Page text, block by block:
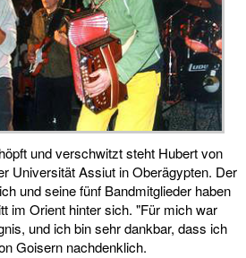
und verschwitzt steht Hubert von
Universität Assiut in Oberägypten. Der
und seine fünf Bandmitglieder haben
im Orient hinter sich. "Für mich war
und ich bin sehr dankbar, dass ich
Goisern nachdenklich.